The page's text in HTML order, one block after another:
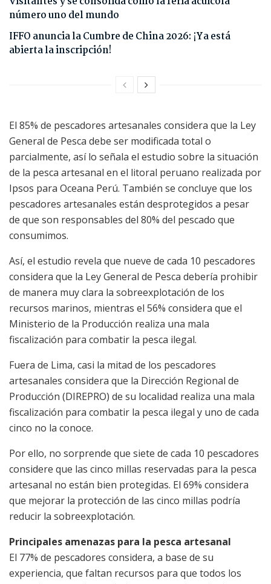
número uno del mundo
IFFO anuncia la Cumbre de China 2026: ¡Ya está
abierta la inscripción!
El 85% de pescadores artesanales considera que la Ley
General de Pesca debe ser modificada total o
parcialmente, así lo señala el estudio sobre la situación
de la pesca artesanal en el litoral peruano realizada por
Ipsos para Oceana Perú. También se concluye que los
pescadores artesanales están desprotegidos a pesar
de que son responsables del 80% del pescado que
consumimos.
Así, el estudio revela que nueve de cada 10 pescadores
considera que la Ley General de Pesca debería prohibir
de manera muy clara la sobreexplotación de los
recursos marinos, mientras el 56% considera que el
Ministerio de la Producción realiza una mala
fiscalización para combatir la pesca ilegal.
Fuera de Lima, casi la mitad de los pescadores
artesanales considera que la Dirección Regional de
Producción (DIREPRO) de su localidad realiza una mala
fiscalización para combatir la pesca ilegal y uno de cada
cinco no la conoce.
Por ello, no sorprende que siete de cada 10 pescadores
considere que las cinco millas reservadas para la pesca
artesanal no están bien protegidas. El 69% considera
que mejorar la protección de las cinco millas podría
reducir la sobreexplotación.
Principales amenazas para la pesca artesanal
El 77% de pescadores considera, a base de su
experiencia, que faltan recursos para que todos los